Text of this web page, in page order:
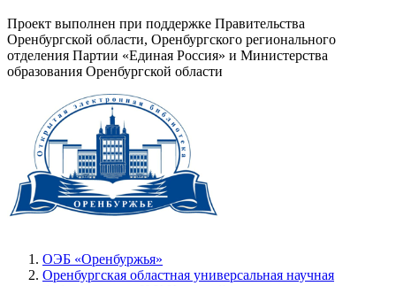
Проект выполнен при поддержке Правительства
Оренбургской области, Оренбургского регионального
отделения Партии «Единая Россия» и Министерства
образования Оренбургской области
ОЭБ «Оренбуржья»
Оренбургская областная универсальная научная